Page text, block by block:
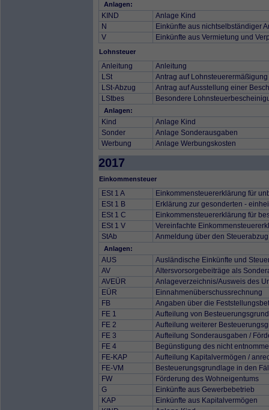
Anlagen:
KIND
Anlage Kind
N
Einkünfte aus nichtselbständiger
V
Einkünfte aus Vermietung und
Lohnsteuer
Anleitung
Anleitung
LSt
Antrag auf Lohnsteuerermäßigung
LSt-Abzug
Antrag auf Ausstellung einer
LStbes
Besondere
Anlagen:
Kind
Anlage Kind
Sonder
Anlage Sonderausgaben
Werbung
Anlage Werbungskosten
2017
Einkommensteuer
ESt 1 A
Einkommensteuererklärung für
ESt 1 B
Erklärung zur gesonderten -
ESt 1 C
Einkommensteuererklärung für
ESt 1 V
Vereinfachte
StAb
Anmeldung über den
Anlagen:
AUS
Ausländische Einkünfte und
AV
Altersvorsorgebeiträge als
AVEÜR
Anlageverzeichnis/Ausweis des
EÜR
Einnahmenüberschussrechnung
FB
Angaben über die
FE 1
Aufteilung von
FE 2
Aufteilung weiterer
FE 3
Aufteilung Sonderausgaben /
FE 4
Begünstigung des nicht
FE-KAP
Aufteilung Kapitalvermögen /
FE-VM
Besteuerungsgrundlage in den
FW
Förderung des Wohneigentums
G
Einkünfte aus Gewerbebetrieb
KAP
Einkünfte aus Kapitalvermögen